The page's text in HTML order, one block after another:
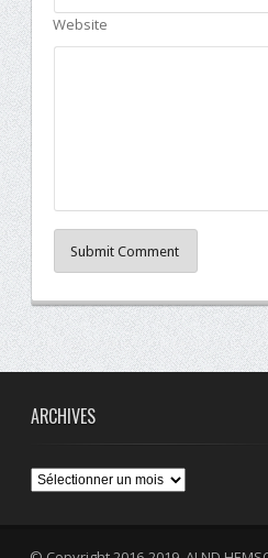
Website
Submit Comment
ARCHIVES
Archives